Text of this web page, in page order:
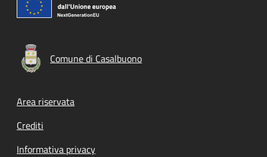
Comune di Casalbuono
Footer menu
Area riservata
Crediti
Informativa privacy